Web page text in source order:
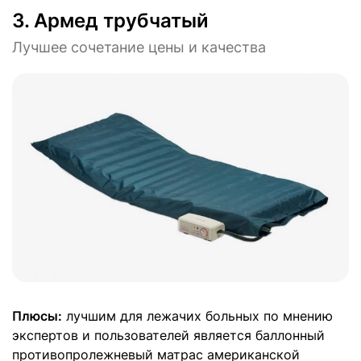
3. Армед трубчатый
Лучшее сочетание цены и качества
Плюсы: лучшим для лежачих больных по мнению
экспертов и пользователей является баллонный
противопролежневый матрас американской